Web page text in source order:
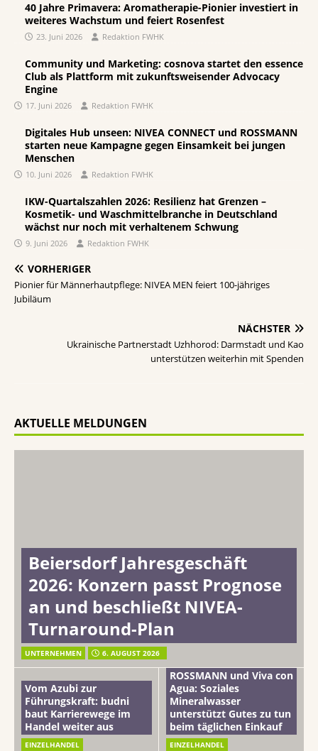
40 Jahre Primavera: Aromatherapie-Pionier investiert in
weiteres Wachstum und feiert Rosenfest
23. Juni 2026 Redaktion FWHK
Community und Marketing: cosnova startet den essence
Club als Plattform mit zukunftsweisender Advocacy
Engine
17. Juni 2026 Redaktion FWHK
Digitales Hub unseen: NIVEA CONNECT und ROSSMANN
starten neue Kampagne gegen Einsamkeit bei jungen
Menschen
10. Juni 2026 Redaktion FWHK
IKW-Quartalszahlen 2026: Resilienz hat Grenzen –
Kosmetik- und Waschmittelbranche in Deutschland
wächst nur noch mit verhaltenem Schwung
9. Juni 2026 Redaktion FWHK
VORHERIGER
Pionier für Männerhautpflege: NIVEA MEN feiert 100-jähriges
Jubiläum
NÄCHSTER
Ukrainische Partnerstadt Uzhhorod: Darmstadt und Kao
unterstützen weiterhin mit Spenden
AKTUELLE MELDUNGEN
Beiersdorf Jahresgeschäft
2026: Konzern passt Prognose
an und beschließt NIVEA-
Turnaround-Plan
UNTERNEHMEN 6. AUGUST 2026
Vom Azubi zur
Führungskraft: budni
baut Karrierewege im
Handel weiter aus
EINZELHANDEL
ROSSMANN und Viva con
Agua: Soziales
Mineralwasser
unterstützt Gutes zu tun
beim täglichen Einkauf
EINZELHANDEL